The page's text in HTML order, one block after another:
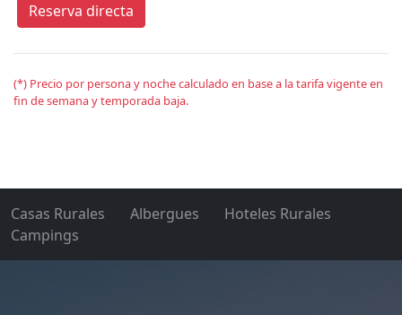
Reserva directa
(*) Precio por persona y noche calculado en base a la tarifa vigente en
fin de semana y temporada baja.
Casas Rurales Albergues
Hoteles Rurales
Campings